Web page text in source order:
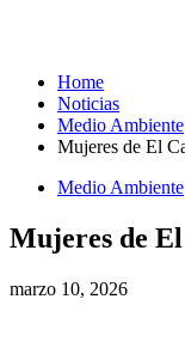
Home
Noticias
Medio Ambiente
Mujeres de El
Medio Ambiente
Mujeres de
marzo 10, 2026